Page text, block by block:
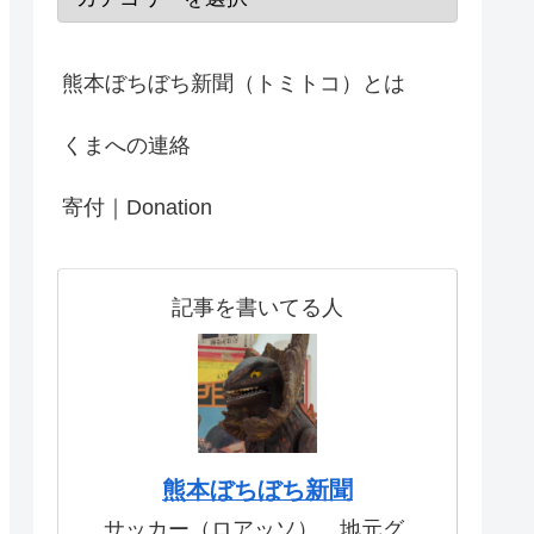
熊本ぼちぼち新聞（トミトコ）とは
くまへの連絡
寄付｜Donation
記事を書いてる人
熊本ぼちぼち新聞